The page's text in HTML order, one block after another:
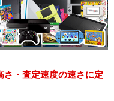
さ・査定速度の速さに定